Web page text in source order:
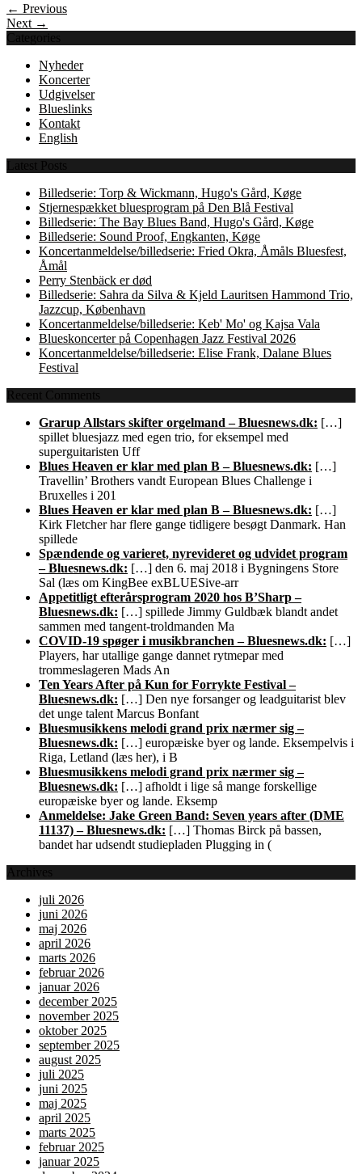
← Previous
Next →
Categories
Nyheder
Koncerter
Udgivelser
Blueslinks
Kontakt
English
Latest Posts
Billedserie: Torp & Wickmann, Hugo's Gård, Køge
Stjernespækket bluesprogram på Den Blå Festival
Billedserie: The Bay Blues Band, Hugo's Gård, Køge
Billedserie: Sound Proof, Engkanten, Køge
Koncertanmeldelse/billedserie: Fried Okra, Åmåls Bluesfest,
Åmål
Perry Stenbäck er død
Billedserie: Sahra da Silva & Kjeld Lauritsen Hammond Trio,
Jazzcup, København
Koncertanmeldelse/billedserie: Keb' Mo' og Kajsa Vala
Blueskoncerter på Copenhagen Jazz Festival 2026
Koncertanmeldelse/billedserie: Elise Frank, Dalane Blues
Festival
Recent Comments
Grarup Allstars skifter orgelmand – Bluesnews.dk: […]
spillet bluesjazz med egen trio, for eksempel med
superguitaristen Uff
Blues Heaven er klar med plan B – Bluesnews.dk: […]
Travellin’ Brothers vandt European Blues Challenge i
Bruxelles i 201
Blues Heaven er klar med plan B – Bluesnews.dk: […]
Kirk Fletcher har flere gange tidligere besøgt Danmark. Han
spillede
Spændende og varieret, nyrevideret og udvidet program
– Bluesnews.dk: […] den 6. maj 2018 i Bygningens Store
Sal (læs om KingBee exBLUESive-arr
Appetitligt efterårsprogram 2020 hos B’Sharp –
Bluesnews.dk: […] spillede Jimmy Guldbæk blandt andet
sammen med tangent-troldmanden Ma
COVID-19 spøger i musikbranchen – Bluesnews.dk: […]
Players, har utallige gange dannet rytmepar med
trommeslageren Mads An
Ten Years After på Kun for Forrykte Festival –
Bluesnews.dk: […] Den nye forsanger og leadguitarist blev
det unge talent Marcus Bonfant
Bluesmusikkens melodi grand prix nærmer sig –
Bluesnews.dk: […] europæiske byer og lande. Eksempelvis i
Riga, Letland (læs her), i B
Bluesmusikkens melodi grand prix nærmer sig –
Bluesnews.dk: […] afholdt i lige så mange forskellige
europæiske byer og lande. Eksemp
Anmeldelse: Jake Green Band: Seven years after (DME
11137) – Bluesnews.dk: […] Thomas Birck på bassen,
bandet har udsendt studiepladen Plugging in (
Archives
juli 2026
juni 2026
maj 2026
april 2026
marts 2026
februar 2026
januar 2026
december 2025
november 2025
oktober 2025
september 2025
august 2025
juli 2025
juni 2025
maj 2025
april 2025
marts 2025
februar 2025
januar 2025